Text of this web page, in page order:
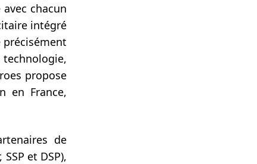
chacun
intégré
précisément
propose
en France,
de
et DSP),